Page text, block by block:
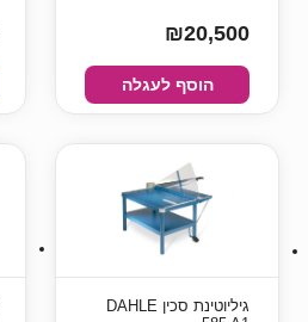
₪20,500
הוסף לעגלה
גיליוטינת סכין DAHLE